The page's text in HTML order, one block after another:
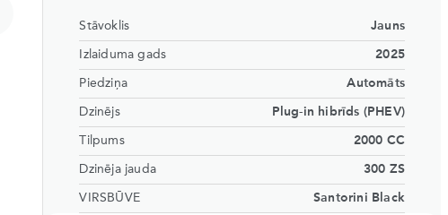
Stāvoklis Jauns
Izlaiduma gads 2025
Piedziņa Automāts
Dzinējs Plug-in hibrīds (PHEV)
Tilpums 2000 CC
Dzinēja jauda 300 ZS
VIRSBŪVE Santorini Black